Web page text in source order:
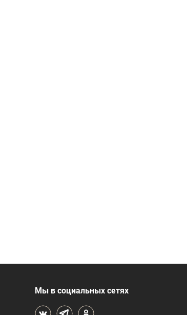
Мы в социальных сетях